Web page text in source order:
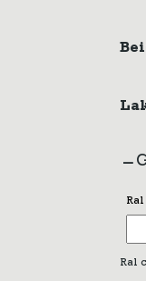
Ral
Ral